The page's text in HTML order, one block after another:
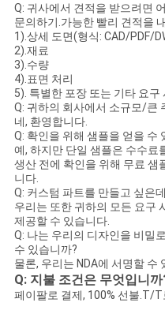
Q: 귀사에서 견적을 받으려면
문의하기.가능한 빨리 견적을
1).상세 도면(형식: CAD/PDF/
2).재료
3).수량
4).표면 처리
5). 특별한 포장 또는 기타 요구
Q: 귀하의 회사에서 소규모/큰
네, 환영합니다.
Q: 확인을 위해 샘플을 얻을 수
예, 하지만 단일 샘플은 수수료
생산 전에 확인을 위해 무료 샘
니다.
Q: 커스텀 파트를 만들고 싶은
우리는 또한 귀하의 모든 요구
제공할 수 있습니다.
Q: 나는 우리의 디자인을 비밀
수 있습니까?
물론, 우리는 NDA에 서명할 수
Q: 지불 조건은 무엇입니
페이팔로 결제, 100% 선불.T/T